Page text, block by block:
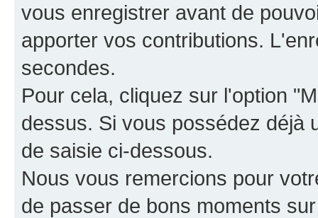
vous enregistrer avant de
apporter vos contributions.
secondes.
Pour cela, cliquez sur l'option
dessus. Si vous possédez déjà
de saisie ci-dessous.
Nous vous remercions pour
de passer de bons moments